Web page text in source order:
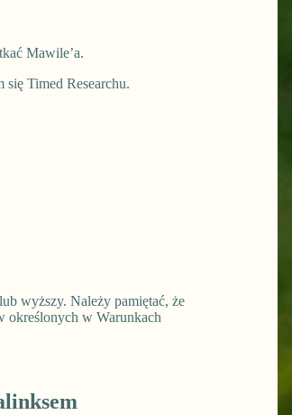
Mawile’a.
się Timed Researchu.
wyższy. Należy pamiętać, że
określonych w Warunkach